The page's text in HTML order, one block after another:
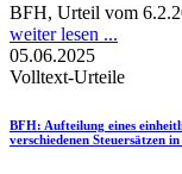
BFH, Urteil vom
weiter lesen ...
05.06.2025
Volltext-Urteile
BFH: Aufteilung eines
verschiedenen Steuersätzen